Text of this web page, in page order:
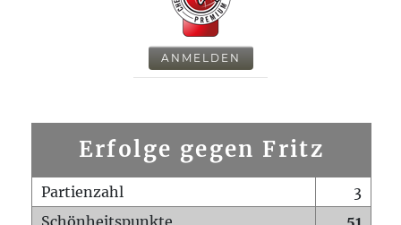
ANMELDEN
Erfolge gegen Fritz
Partienzahl
3